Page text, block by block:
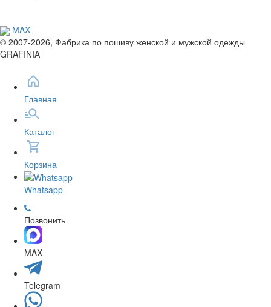
MAX
© 2007-2026, Фабрика по пошиву женской и мужской одежды
GRAFINIA
Главная
Каталог
Корзина
Whatsapp
Позвонить
MAX
Telegram